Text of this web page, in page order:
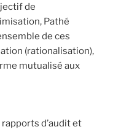
de
Pathé
de ces
(rationalisation),
mutualisé aux
d’audit et